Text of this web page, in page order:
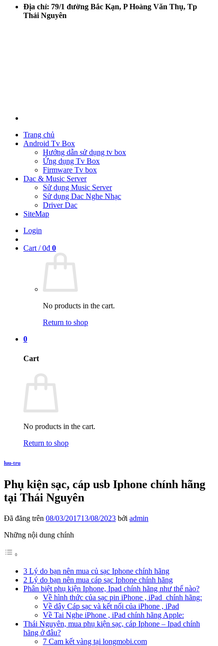
Địa chỉ: 79/1 đường Bắc Kạn, P Hoàng Văn Thụ, Tp
Thái Nguyên
Trang chủ
Android Tv Box
Hướng dẫn sử dụng tv box
Ứng dụng Tv Box
Firmware Tv box
Dac & Music Server
Sử dụng Music Server
Sử dụng Dac Nghe Nhạc
Driver Dac
SiteMap
Login
Cart /0₫ 0
No products in the cart.
Return to shop
0
Cart
No products in the cart.
Return to shop
luu-tru
Phụ kiện sạc, cáp usb Iphone chính hãng
tại Thái Nguyên
Đã đăng trên 08/03/201713/08/2023 bởi admin
Những nội dung chính
3 Lý do bạn nên mua củ sạc Iphone chính hãng
2 Lý do bạn nên mua cáp sạc Iphone chính hãng
Phân biệt phụ kiện Iphone, Ipad chính hãng như thế nào?
Về hình thức của sạc pin iPhone , iPad chính hãng:
Về dây Cáp sạc và kết nối của iPhone , iPad
Về Tai Nghe iPhone , iPad chính hãng Apple:
Thái Nguyên, mua phụ kiện sạc, cáp Iphone – Ipad chính
hãng ở đâu?
7 Cam kết vàng tại longmobi.com